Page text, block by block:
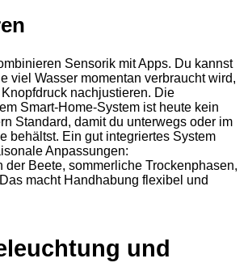
Sensorik mit Apps. Du kannst
viel Wasser momentan verbraucht wird,
nachjustieren. Die
Smart-Home-System ist heute kein
Standard, damit du unterwegs oder im
behältst. Ein gut integriertes System
Anpassungen:
der Beete, sommerliche Trockenphasen,
macht Handhabung flexibel und
und